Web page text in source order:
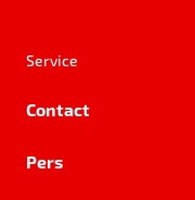
Service
Contact
Pers